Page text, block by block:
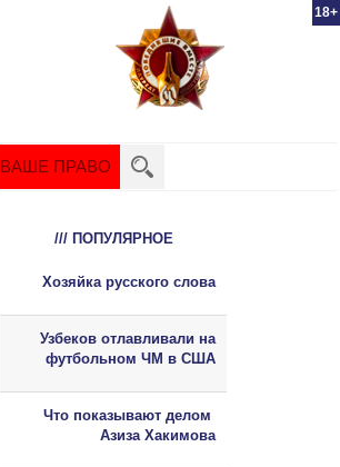
18+
ВАШЕ ПРАВО
/// ПОПУЛЯРНОЕ
Хозяйка русского слова
Узбеков отлавливали на
футбольном ЧМ в США
Что показывают делом
Азиза Хакимова